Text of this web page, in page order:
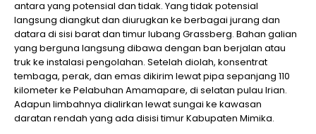
antara yang potensial dan tidak. Yang tidak potensial
langsung diangkut dan diurugkan ke berbagai jurang dan
datara di sisi barat dan timur lubang Grassberg. Bahan galian
yang berguna langsung dibawa dengan ban berjalan atau
truk ke instalasi pengolahan. Setelah diolah, konsentrat
tembaga, perak, dan emas dikirim lewat pipa sepanjang 110
kilometer ke Pelabuhan Amamapare, di selatan pulau Irian.
Adapun limbahnya dialirkan lewat sungai ke kawasan
daratan rendah yang ada disisi timur Kabupaten Mimika.